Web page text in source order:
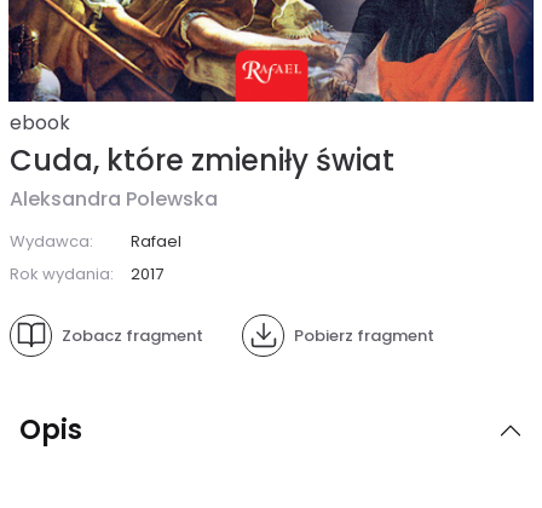
ebook
Cuda, które zmieniły świat
Aleksandra Polewska
Wydawca:
Rafael
Rok wydania:
2017
Zobacz fragment Pobierz fragment
Opis